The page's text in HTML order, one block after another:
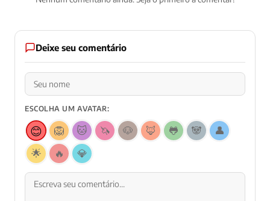
Deixe seu comentário
ESCOLHA UM AVATAR:
😊 🦁 🐱 🦄 🐶 🦊 🐸 🐼
👤
🌟
🔥 💎